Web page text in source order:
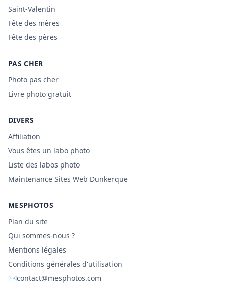
Saint-Valentin
Fête des mères
Fête des pères
PAS CHER
Photo pas cher
Livre photo gratuit
DIVERS
Affiliation
Vous êtes un labo photo
Liste des labos photo
Maintenance Sites Web Dunkerque
MESPHOTOS
Plan du site
Qui sommes-nous ?
Mentions légales
Conditions générales d'utilisation
✉contact@mesphotos.com